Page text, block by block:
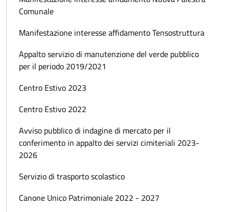
Comunale
Manifestazione interesse affidamento Tensostruttura
Appalto servizio di manutenzione del verde pubblico
per il periodo 2019/2021
Centro Estivo 2023
Centro Estivo 2022
Avviso pubblico di indagine di mercato per il
conferimento in appalto dei servizi cimiteriali 2023-
2026
Servizio di trasporto scolastico
Canone Unico Patrimoniale 2022 - 2027